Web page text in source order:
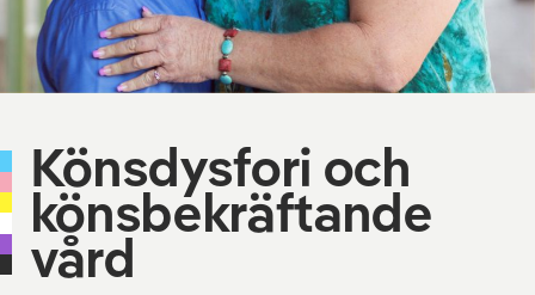
Könsdysfori och
könsbekräftande
vård